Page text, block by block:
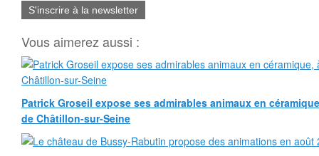
S'inscrire à la newsletter
Vous aimerez aussi :
Patrick Groseil expose ses admirables animaux en
de Châtillon-sur-Seine